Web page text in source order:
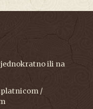
ili na
/